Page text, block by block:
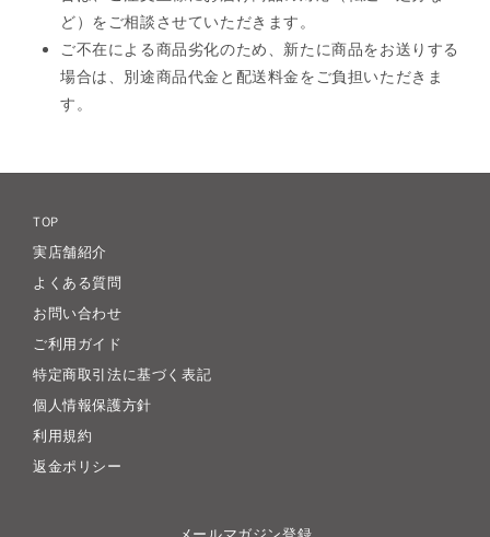
ど）をご相談させていただきます。
ご不在による商品劣化のため、新たに商品をお送りする
場合は、別途商品代金と配送料金をご負担いただきま
す。
TOP
実店舗紹介
よくある質問
お問い合わせ
ご利用ガイド
特定商取引法に基づく表記
個人情報保護方針
利用規約
返金ポリシー